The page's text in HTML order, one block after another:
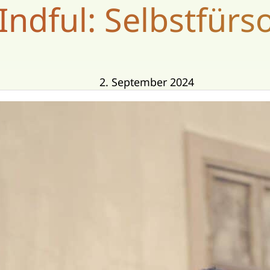
2. September 2024